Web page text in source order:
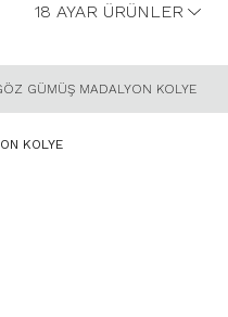
18 AYAR ÜRÜNLER
GÜMÜŞ MADALYON KOLYE